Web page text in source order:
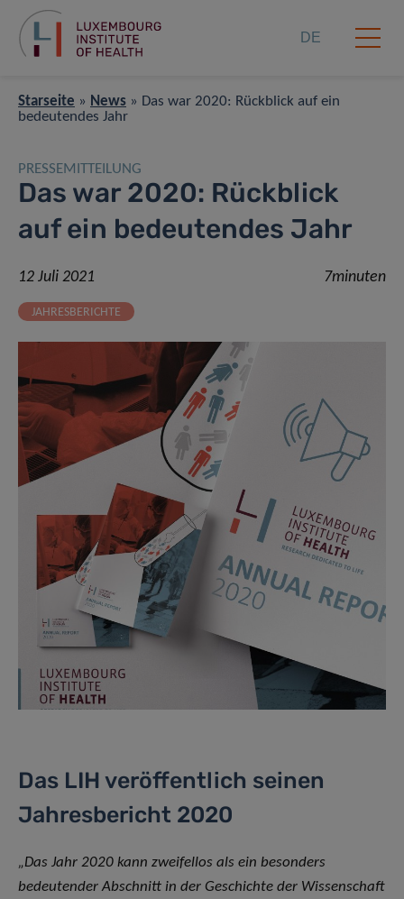
DE
Starseite » News » Das war 2020: Rückblick auf ein
bedeutendes Jahr
PRESSEMITTEILUNG
Das war 2020: Rückblick
auf ein bedeutendes Jahr
12 Juli 2021 7minuten
JAHRESBERICHTE
Das LIH veröffentlich seinen
Jahresbericht 2020
„Das Jahr 2020 kann zweifellos als ein besonders
bedeutender Abschnitt in der Geschichte der Wissenschaft